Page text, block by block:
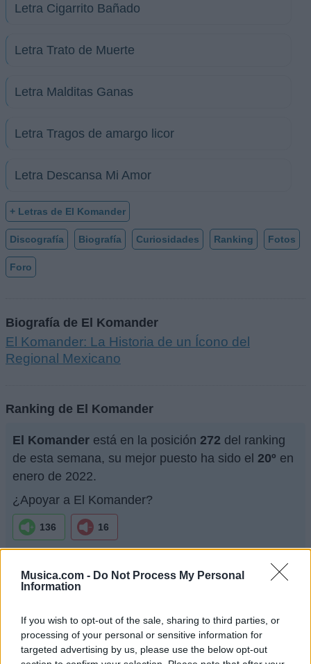
Musica.com - Do Not Process My Personal
Information
If you wish to opt-out of the sale, sharing to third parties, or
processing of your personal or sensitive information for
targeted advertising by us, please use the below opt-out
Letra Cigarrito Bañado
Letra Trato de Muerte
Letra Malditas Ganas
Letra Tragos de amargo licor
Letra Descansa Mi Amor
+ Letras de El Komander
Discografía Biografía Curiosidades Ranking Fotos
Foro
Biografía de El Komander
El Komander: La Historia de un Ícono del
Regional Mexicano
Ranking de El Komander
El Komander está en la posición 272 del ranking
de esta semana, su mejor puesto ha sido el 20º en
enero de 2022.
¿Apoyar a El Komander?
136 16
136 16
Ranking de El Komander TOP Música